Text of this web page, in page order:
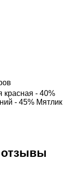
красная - 40%
- 45% Мятлик
отзывы